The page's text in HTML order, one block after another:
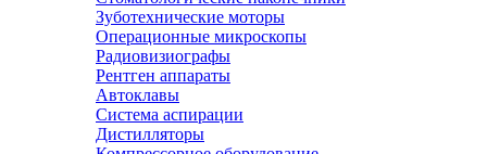
Зуботехнические моторы
Операционные микроскопы
Радиовизиографы
Рентген аппараты
Автоклавы
Система аспирации
Дистилляторы